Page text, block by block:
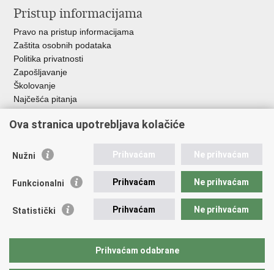
Pristup informacijama
Pravo na pristup informacijama
Zaštita osobnih podataka
Politika privatnosti
Zapošljavanje
Školovanje
Najčešća pitanja
Važne poveznice
EMN Nacionalna kontaktna točka za Republiku Hrvatsku
Policijska akademija
Zaklada policijske solidarnosti
Udruge
Ova stranica upotrebljava kolačiće
Nužni Prihvaćam Ne prihvaćam
Funkcionalni Prihvaćam Ne prihvaćam
Statistički Prihvaćam Ne prihvaćam
Prihvaćam odabrane